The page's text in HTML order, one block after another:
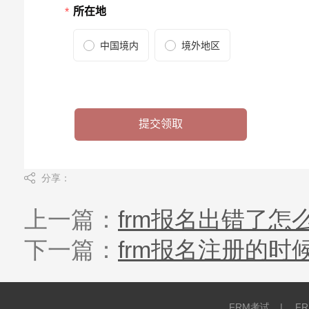
分享：
上一篇： frm报名出错了怎
下一篇： frm报名注册的时